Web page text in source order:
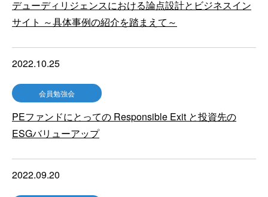
デューディリジェンスにおける論点設計とビジネスイン
サイト ～具体事例の紹介を踏まえて～
2022.10.25
会員勉強会
PEファンドにとっての Responsible Exit と投資先の
ESGバリューアップ
2022.09.20